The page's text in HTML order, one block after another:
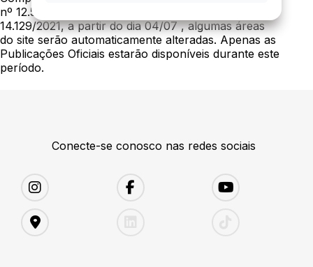
nº 12.527/2011 e no §2º do art. 29 da Lei nº
14.129/2021, a partir do dia 04/07 , algumas áreas
do site serão automaticamente alteradas. Apenas as
Publicações Oficiais estarão disponíveis durante este
período.
Conecte-se conosco nas redes sociais